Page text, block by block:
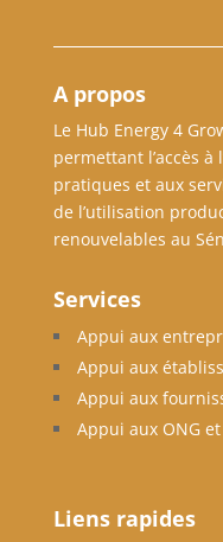
A propos
Le Hub Energy 4
permettant l’accès
pratiques et aux
de l’utilisation
renouvelables au
Services
Appui aux
Appui aux
Appui aux
Appui aux ONG
Liens rapides